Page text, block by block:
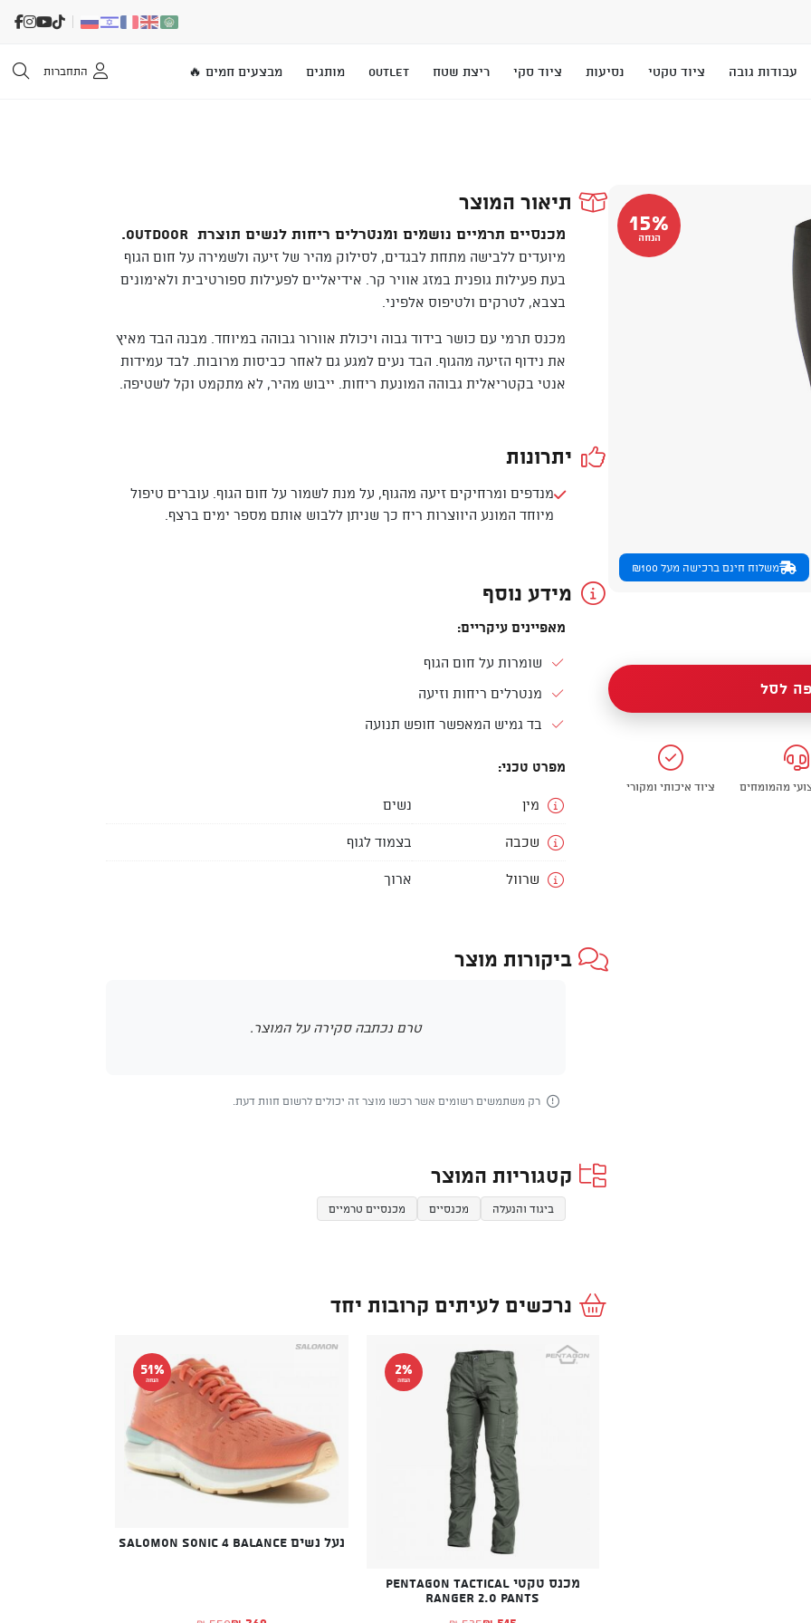
עבודות גובה ציוד טקטי נסיעות ציוד סקי ריצת שטח OUTLET מותגים מבצעים חמים 🔥 התחברות
15%
הנחה
משלוח חינם ברכישה מעל ₪100
לסל
מהמומחים ציוד איכותי ומקורי
תיאור המוצר
מכנסיים תרמיים נושמים ומנטרלים ריחות לנשים תוצרת OUTDOOR.
מיועדים ללבישה מתחת לבגדים, לסילוק מהיר של זיעה ולשמירה על חום הגוף
בעת פעילות גופנית במזג אוויר קר. אידיאליים לפעילות ספורטיבית ולאימונים
בצבא, לטרקים ולטיפוס אלפיני.
מכנס תרמי עם כושר בידוד גבוה ויכולת אוורור גבוהה במיוחד. מבנה הבד מאיץ
את נידוף הזיעה מהגוף. הבד נעים למגע גם לאחר כביסות מרובות. לבד עמידות
אנטי בקטריאלית גבוהה המונעת ריחות. ייבוש מהיר, לא מתקמט וקל לשטיפה.
יתרונות
מנדפים ומרחיקים זיעה מהגוף, על מנת לשמור על חום הגוף. עוברים טיפול
מיוחד המונע היווצרות ריח כך שניתן ללבוש אותם מספר ימים ברצף.
מידע נוסף
מאפיינים עיקריים:
שומרות על חום הגוף
מנטרלים ריחות וזיעה
בד גמיש המאפשר חופש תנועה
מפרט טכני:
מין נשים
שכבה בצמוד לגוף
שרוול ארוך
ביקורות מוצר
טרם נכתבה סקירה על המוצר.
רק משתמשים רשומים אשר רכשו מוצר זה יכולים לרשום חוות דעת.
קטגוריות המוצר
ביגוד והנעלה מכנסיים מכנסיים טרמיים
נרכשים לעיתים קרובות יחד
2%
הנחה
מכנס טקטי PENTAGON TACTICAL
RANGER 2.0 PANTS
51%
הנחה
נעל נשים SALOMON SONIC 4 BALANCE